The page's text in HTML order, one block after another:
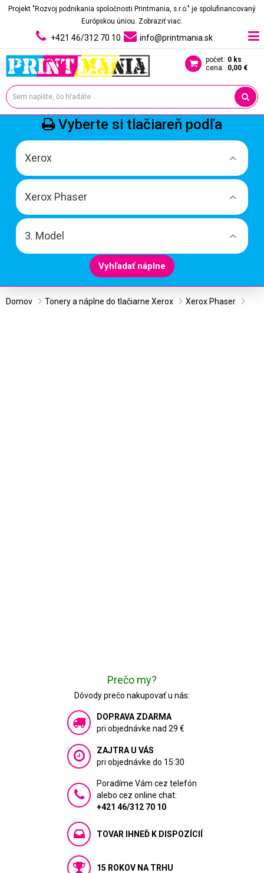
Projekt "Rozvoj podnikania spoločnosti Printmania, s.r.o." je spolufinancovaný
Európskou úniou. Zobraziť viac.
+421 46/312 70 10 info@printmania.sk
počet: 0 ks
cena: 0,00 €
Vyberte si tlačiareň podľa
Xerox
Xerox Phaser
3. Model
Vyhľadať náplne
Domov Tonery a náplne do tlačiarne Xerox Xerox Phaser
Prečo my?
Dôvody prečo nakupovať u nás:
DOPRAVA ZDARMA
pri objednávke nad 29 €
ZAJTRA U VÁS
pri objednávke do 15:30
Poradíme Vám cez telefón
alebo cez online chat:
+421 46/312 70 10
TOVAR IHNEĎ K DISPOZÍCIÍ
15 ROKOV NA TRHU